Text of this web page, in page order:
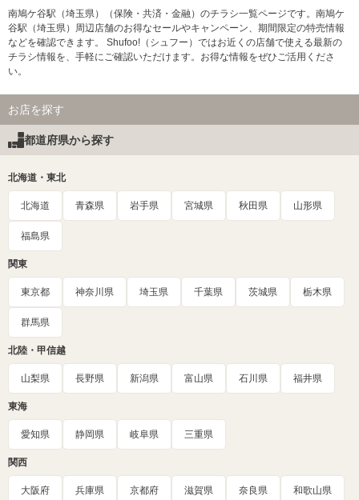
南鳩ケ谷駅（埼玉県）（保険・共済・金融）のチラシ一覧ページです。南鳩ケ
谷駅（埼玉県）周辺店舗のお得なセールやキャンペーン、期間限定の特売情報
などを確認できます。 Shufoo!（シュフー）ではお近くの店舗で使える最新の
チラシ情報を、手軽にご確認いただけます。お得な情報をぜひご活用くださ
い。
お店を探す
都道府県から探す
北海道・東北
北海道 青森県 岩手県 宮城県 秋田県 山形県
福島県
関東
東京都 神奈川県 埼玉県 千葉県 茨城県 栃木県
群馬県
北陸・甲信越
山梨県 長野県 新潟県 富山県 石川県 福井県
東海
愛知県 静岡県 岐阜県 三重県
関西
大阪府 兵庫県 京都府 滋賀県 奈良県 和歌山県